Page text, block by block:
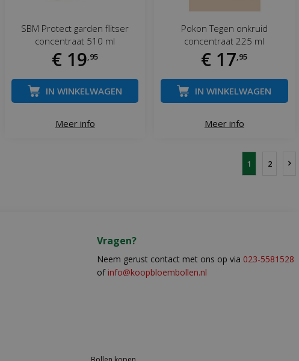
SBM Protect garden flitser
concentraat 510 ml
€ 19 95
Meer info
IN WINKELWAGEN
Pokon Tegen onkruid
concentraat 225 ml
€ 17 95
Meer info
IN WINKELWAGEN
1 2
Vragen?
Neem gerust contact met ons op via 023-5581528
of info@koopbloembollen.nl